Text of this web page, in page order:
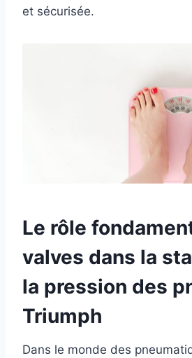
et sécurisée.
Le rôle
valves dans la
la pression des
Triumph
Dans le monde des